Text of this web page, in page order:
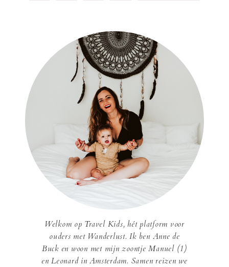
Welkom op Travel Kids, hét platform voor
ouders met Wanderlust. Ik ben Anne de
Buck en woon met mijn zoontje Manuel (1)
en Leonard in Amsterdam. Samen reizen we